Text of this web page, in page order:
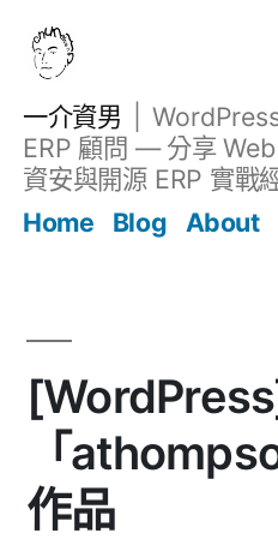
一介資男
ERP 顧問 — 分享
資安與開源 ERP 實戰
Home
Blog About
「
作品
文章